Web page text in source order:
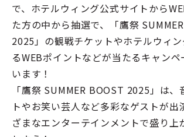
で、ホテルウィング公式サイトから
た方の中から抽選で、「鷹祭
2025」の観戦チケットやホテルウィ
るWEBポイントなどが当たるキャンペ
います！
「鷹祭 SUMMER BOOST 2025」は、
トやお笑い芸人など多彩なゲストが出
ざまなエンターテインメントで盛り上